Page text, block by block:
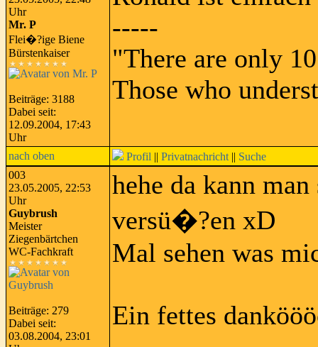
Uhr
Mr. P
Flei�?ige Biene
Bürstenkaiser
Beiträge: 3188
Dabei seit:
12.09.2004, 17:43
Uhr
-----
"There are only
Those who
nach oben Profil || Privatnachricht || Suche
003
23.05.2005, 22:53
Uhr
Guybrush
Meister
Ziegenbärtchen
WC-Fachkraft
Beiträge: 279
Dabei seit:
03.08.2004, 23:01
hehe da kann
versü�?en xD
Mal sehen was
Ein fettes